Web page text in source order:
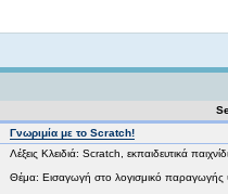
Γνωριμία με το Scratch!
Λέξεις Κλειδιά: Scratch, εκπαιδευτικά
Θέμα: Εισαγωγή στο λογισμικό παραγωγής